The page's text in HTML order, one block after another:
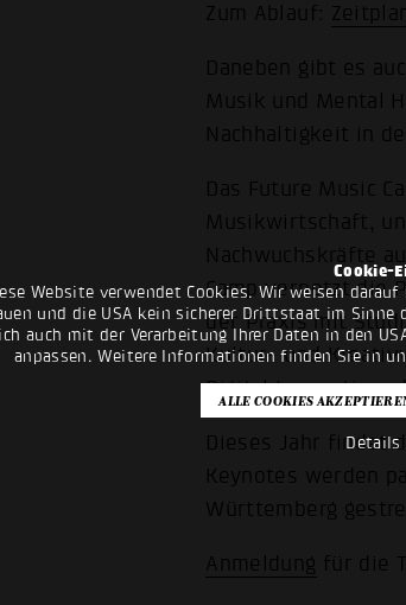
Cookie-
Website verwendet Cookies. Wir weisen
und die USA kein sicherer Drittstaat im
auch mit der Verarbeitung Ihrer Daten in den
anpassen. Weitere Informationen finden Sie in
Details
Zum Ablauf:
Daneben gibt es
Musik und Mental
Nachhaltigkeit in
Das Future Music
Musikwirtschaft,
Nachwuchskräfte
Camp vernetzt die
der Praxis mit
Kultur- und
Digital Innovation,
Dieses Jahr findet
Keynotes werden
Württemberg
Anmeldung für die